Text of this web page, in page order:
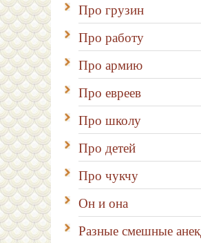
Про грузин
Про работу
Про армию
Про евреев
Про школу
Про детей
Про чукчу
Он и она
Разные смешные